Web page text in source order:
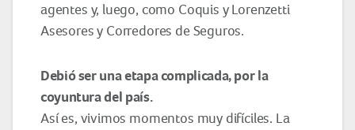
agentes y, luego, como Coquis y Lorenzetti
Asesores y Corredores de Seguros.
Debió ser una etapa complicada,por la
coyunturadel país.
Así es, vivimos momentos muy difíciles. La